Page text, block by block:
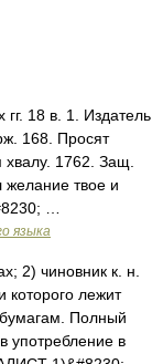
18 в. 1. Издатель
168. Просят
хвалу. 1762. Защ.
твое и
…
языка
2) чиновник к. н.
которого лежит
Полный
употребление в